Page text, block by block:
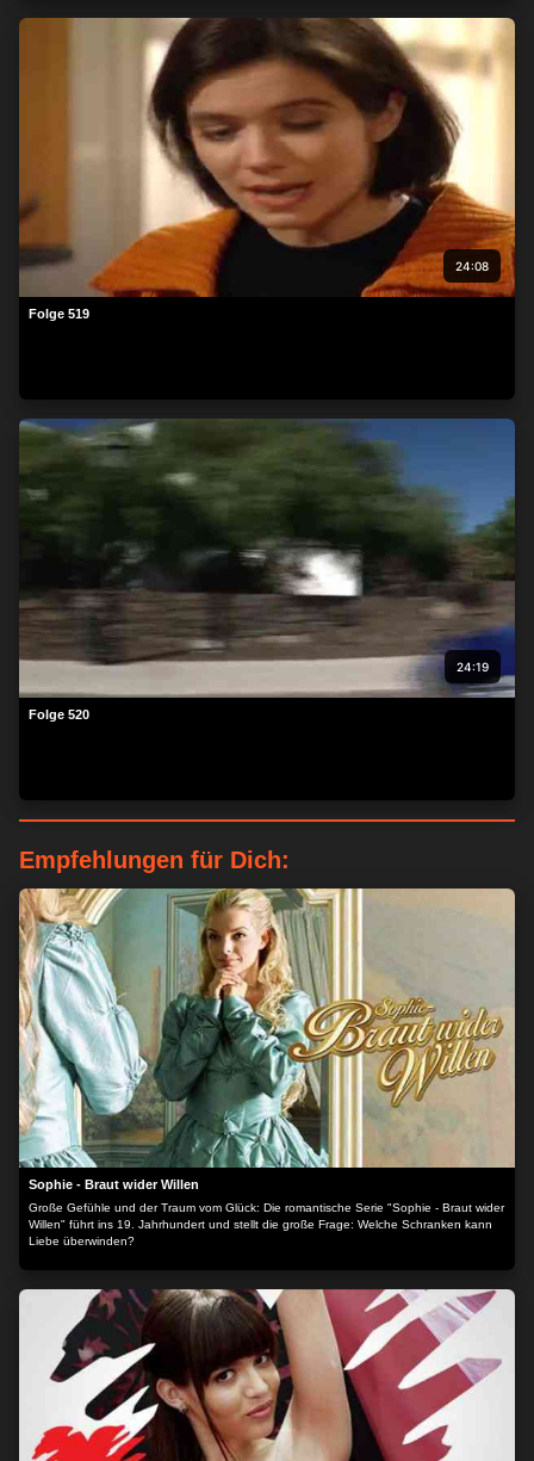
MEHR OPTIONEN
ZUSTIMMEN
24:08
Folge 519
24:19
Folge 520
Empfehlungen für Dich:
Sophie - Braut wider Willen
Große Gefühle und der Traum vom Glück: Die romantische Serie "Sophie - Braut wider
Willen" führt ins 19. Jahrhundert und stellt die große Frage: Welche Schranken kann
Liebe überwinden?